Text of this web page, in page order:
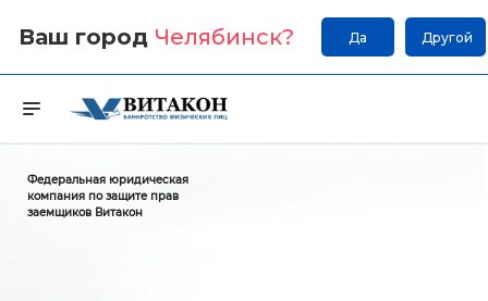
Ваш город Челябинск? Да Другой
Федеральная юридическая
компания по защите прав
заемщиков Витакон